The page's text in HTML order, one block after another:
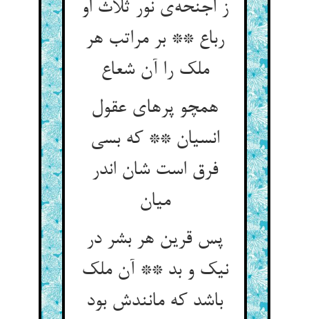
ز اجنحه‌‌ی نور ثلاث او
رباع ** بر مراتب هر
ملک را آن شعاع‌‌
همچو پرهای عقول
انسیان ** که بسی
فرق است شان اندر
میان‌‌
پس قرین هر بشر در
نیک و بد ** آن ملک
باشد که مانندش بود